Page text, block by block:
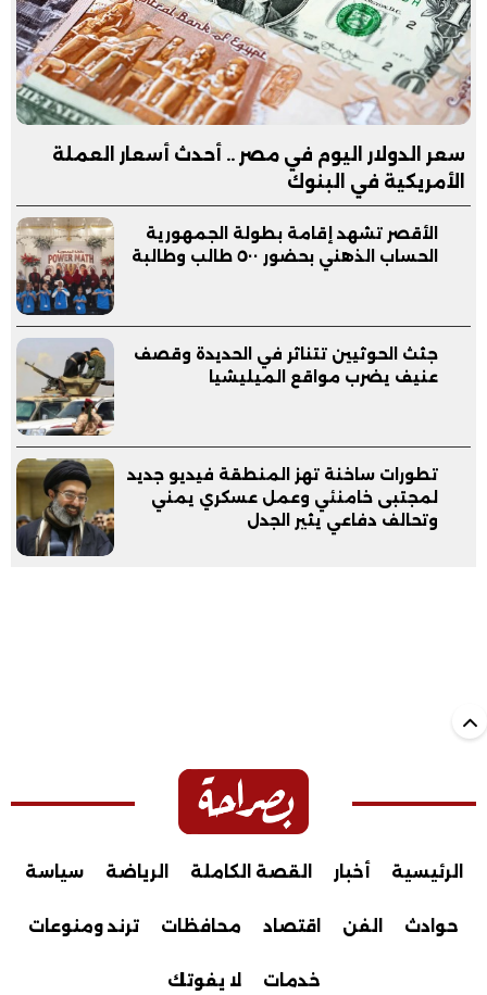
سعر الدولار اليوم في مصر .. أحدث أسعار العملة
الأمريكية في البنوك
الأقصر تشهد إقامة بطولة الجمهورية
الحساب الذهني بحضور ٥٠٠ طالب وطالبة
جثث الحوثيين تتناثر في الحديدة وقصف
عنيف يضرب مواقع الميليشيا
تطورات ساخنة تهز المنطقة فيديو جديد
لمجتبى خامنئي وعمل عسكري يمني
وتحالف دفاعي يثير الجدل
الرئيسية أخبار القصة الكاملة الرياضة سياسة
حوادث الفن اقتصاد محافظات ترند ومنوعات
خدمات لا يفوتك